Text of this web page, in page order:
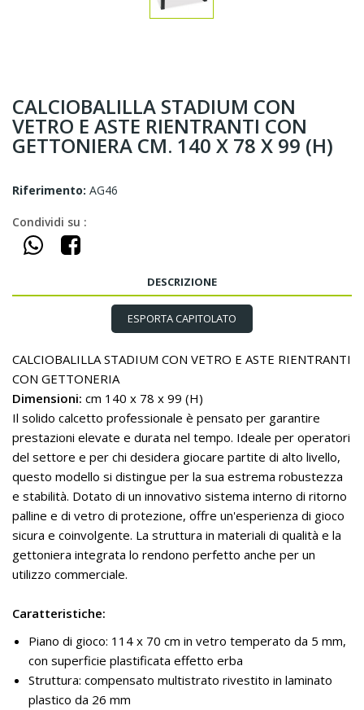
CALCIOBALILLA STADIUM CON
VETRO E ASTE RIENTRANTI CON
GETTONIERA CM. 140 X 78 X 99 (H)
Riferimento: AG46
Condividi su :
DESCRIZIONE
ESPORTA CAPITOLATO
CALCIOBALILLA STADIUM CON VETRO E ASTE RIENTRANTI
CON GETTONERIA
Dimensioni: cm 140 x 78 x 99 (H)
Il solido calcetto professionale è pensato per garantire
prestazioni elevate e durata nel tempo. Ideale per operatori
del settore e per chi desidera giocare partite di alto livello,
questo modello si distingue per la sua estrema robustezza
e stabilità. Dotato di un innovativo sistema interno di ritorno
palline e di vetro di protezione, offre un'esperienza di gioco
sicura e coinvolgente. La struttura in materiali di qualità e la
gettoniera integrata lo rendono perfetto anche per un
utilizzo commerciale.
Caratteristiche:
Piano di gioco: 114 x 70 cm in vetro temperato da 5 mm,
con superficie plastificata effetto erba
Struttura: compensato multistrato rivestito in laminato
plastico da 26 mm